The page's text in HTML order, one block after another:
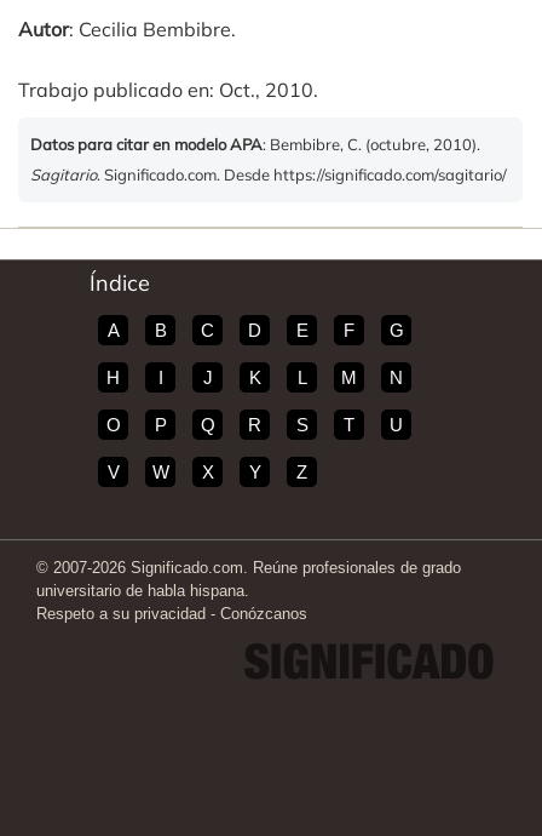
Autor: Cecilia Bembibre.
Trabajo publicado en: Oct., 2010.
Datos para citar en modelo APA: Bembibre, C. (octubre, 2010).
Sagitario. Significado.com. Desde https://significado.com/sagitario/
Índice
A B C D E F G
H I J K L M N
O P Q R S T U
V W X Y Z
© 2007-2026 Significado.com. Reúne profesionales de grado
universitario de habla hispana.
Respeto a su privacidad - Conózcanos